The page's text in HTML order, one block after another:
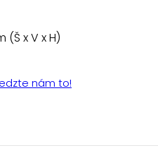
(Š x V x H)
nám to!